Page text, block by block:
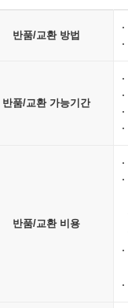
반품/교환 방법
반품/교환 가능기간
반품/교환 비용